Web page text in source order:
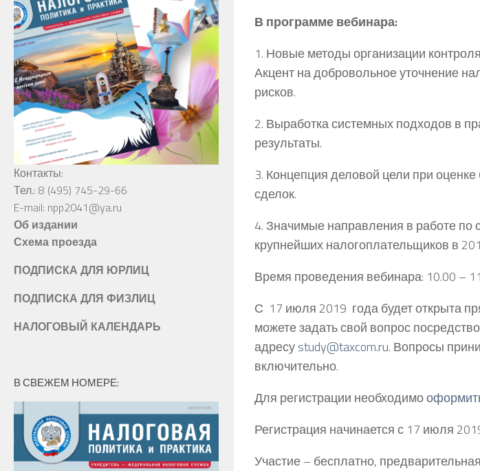
В программе вебинара:
1. Новые методы организации
Акцент на добровольное уточнение
рисков.
2. Выработка системных подходов в
результаты.
3. Концепция деловой цели при оценке
сделок.
4. Значимые направления в работе
крупнейших налогоплательщиков в
Время проведения вебинара: 10.00 –
С 17 июля 2019 года будет открыта
можете задать свой вопрос
адресуstudy@taxcom.ru. Вопросы
включительно.
Для регистрации необходимо
Регистрация начинается с 17 июля
Участие – бесплатно,
Контакты:
Тел.: 8 (495) 745-29-66
E-mail: npp2041@ya.ru
Об издании
Схема проезда
ПОДПИСКА ДЛЯ ЮРЛИЦ
ПОДПИСКА ДЛЯ ФИЗЛИЦ
НАЛОГОВЫЙ КАЛЕНДАРЬ
В СВЕЖЕМ НОМЕРЕ: